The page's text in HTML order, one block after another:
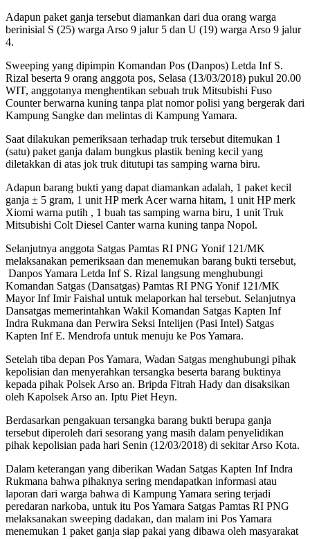
Adapun paket ganja tersebut diamankan dari dua orang warga
berinisial S (25) warga Arso 9 jalur 5 dan U (19) warga Arso 9 jalur
4.
Sweeping yang dipimpin Komandan Pos (Danpos) Letda Inf S.
Rizal beserta 9 orang anggota pos, Selasa (13/03/2018) pukul 20.00
WIT, anggotanya menghentikan sebuah truk Mitsubishi Fuso
Counter berwarna kuning tanpa plat nomor polisi yang bergerak dari
Kampung Sangke dan melintas di Kampung Yamara.
Saat dilakukan pemeriksaan terhadap truk tersebut ditemukan 1
(satu) paket ganja dalam bungkus plastik bening kecil yang
diletakkan di atas jok truk ditutupi tas samping warna biru.
Adapun barang bukti yang dapat diamankan adalah, 1 paket kecil
ganja ± 5 gram, 1 unit HP merk Acer warna hitam, 1 unit HP merk
Xiomi warna putih , 1 buah tas samping warna biru, 1 unit Truk
Mitsubishi Colt Diesel Canter warna kuning tanpa Nopol.
Selanjutnya anggota Satgas Pamtas RI PNG Yonif 121/MK
melaksanakan pemeriksaan dan menemukan barang bukti tersebut,
Danpos Yamara Letda Inf S. Rizal langsung menghubungi
Komandan Satgas (Dansatgas) Pamtas RI PNG Yonif 121/MK
Mayor Inf Imir Faishal untuk melaporkan hal tersebut. Selanjutnya
Dansatgas memerintahkan Wakil Komandan Satgas Kapten Inf
Indra Rukmana dan Perwira Seksi Intelijen (Pasi Intel) Satgas
Kapten Inf E. Mendrofa untuk menuju ke Pos Yamara.
Setelah tiba depan Pos Yamara, Wadan Satgas menghubungi pihak
kepolisian dan menyerahkan tersangka beserta barang buktinya
kepada pihak Polsek Arso an. Bripda Fitrah Hady dan disaksikan
oleh Kapolsek Arso an. Iptu Piet Heyn.
Berdasarkan pengakuan tersangka barang bukti berupa ganja
tersebut diperoleh dari sesorang yang masih dalam penyelidikan
pihak kepolisian pada hari Senin (12/03/2018) di sekitar Arso Kota.
Dalam keterangan yang diberikan Wadan Satgas Kapten Inf Indra
Rukmana bahwa pihaknya sering mendapatkan informasi atau
laporan dari warga bahwa di Kampung Yamara sering terjadi
peredaran narkoba, untuk itu Pos Yamara Satgas Pamtas RI PNG
melaksanakan sweeping dadakan, dan malam ini Pos Yamara
menemukan 1 paket ganja siap pakai yang dibawa oleh masyarakat